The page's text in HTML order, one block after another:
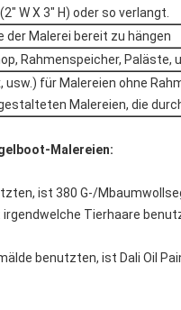
W X 3" H) oder so verlangt.
der Malerei bereit zu hängen
Rahmenspeicher, Paläste,
usw.) für Malereien ohne
Malereien, die
Malereien:
ist 380 G-/
irgendwelche Tierhaare
benutzten, ist Dali Oil